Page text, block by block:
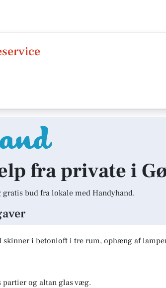
fra private i
bud fra lokale med Handyhand.
skinner i betonloft i tre rum, ophæng af
partier og altan glas væg.